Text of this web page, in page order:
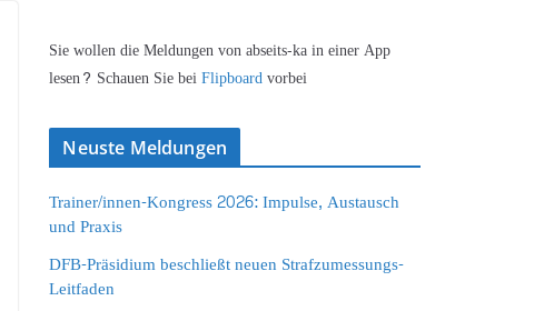
Sie wollen die Meldungen von abseits-ka in einer App
lesen? Schauen Sie beiFlipboardvorbei
Neuste Meldungen
Trainer/innen-Kongress 2026: Impulse, Austausch
und Praxis
DFB-Präsidium beschließt neuen Strafzumessungs-
Leitfaden